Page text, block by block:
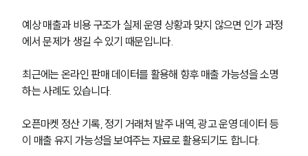
언론보도
공지사항
법률서식
뉴스레터/브로슈어
대륜법률상담예약
예상 매출과 비용 구조가 실제 운영 상황과 맞지 않으면 인가 과정
에서 문제가 생길 수 있기 때문입니다.
최근에는 온라인 판매 데이터를 활용해 향후 매출 가능성을 소명
하는 사례도 있습니다.
오픈마켓 정산 기록, 정기 거래처 발주 내역, 광고 운영 데이터 등
이 매출 유지 가능성을 보여주는 자료로 활용되기도 합니다.